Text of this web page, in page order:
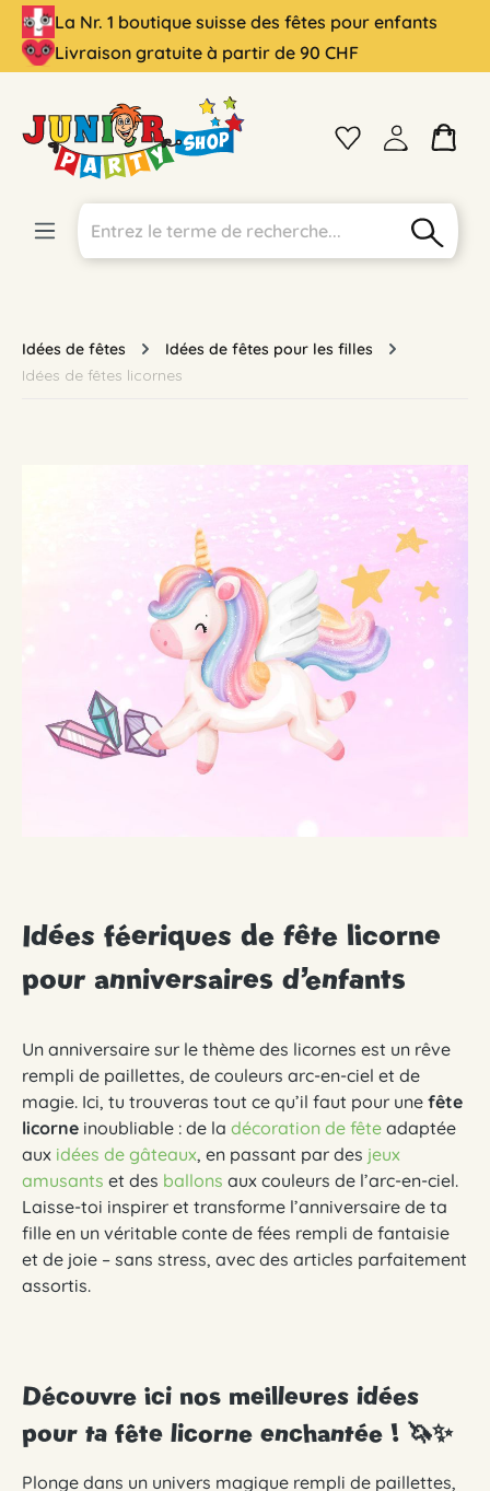
principal
La Nr. 1 boutique suisse des fêtes pour enfants
Livraison gratuite à partir de 90 CHF
Idées de fêtes
Idées de fêtes pour les filles
Idées de fêtes licornes
Idées féeriques de fête licorne
pour anniversaires d’enfants
Un anniversaire sur le thème des licornes est un rêve
rempli de paillettes, de couleurs arc-en-ciel et de
magie. Ici, tu trouveras tout ce qu’il faut pour une fête
licorne inoubliable : de la décoration de fête adaptée
aux idées de gâteaux, en passant par des jeux
amusants et des ballons aux couleurs de l’arc-en-ciel.
Laisse-toi inspirer et transforme l’anniversaire de ta
fille en un véritable conte de fées rempli de fantaisie
et de joie – sans stress, avec des articles parfaitement
assortis.
Découvre ici nos meilleures idées
pour ta fête licorne enchantée ! 🦄✨
Plonge dans un univers magique rempli de paillettes,